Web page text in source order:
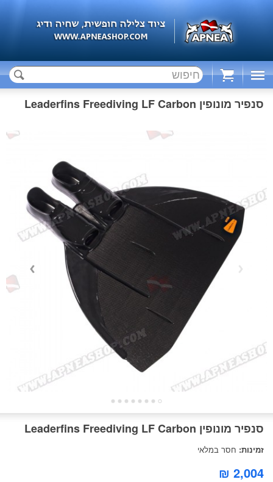
סנפיר מונופין Leaderfins Freediving LF Carbon
סנפיר מונופין Leaderfins Freediving LF Carbon
זמינות: חסר במלאי
2,004 ₪